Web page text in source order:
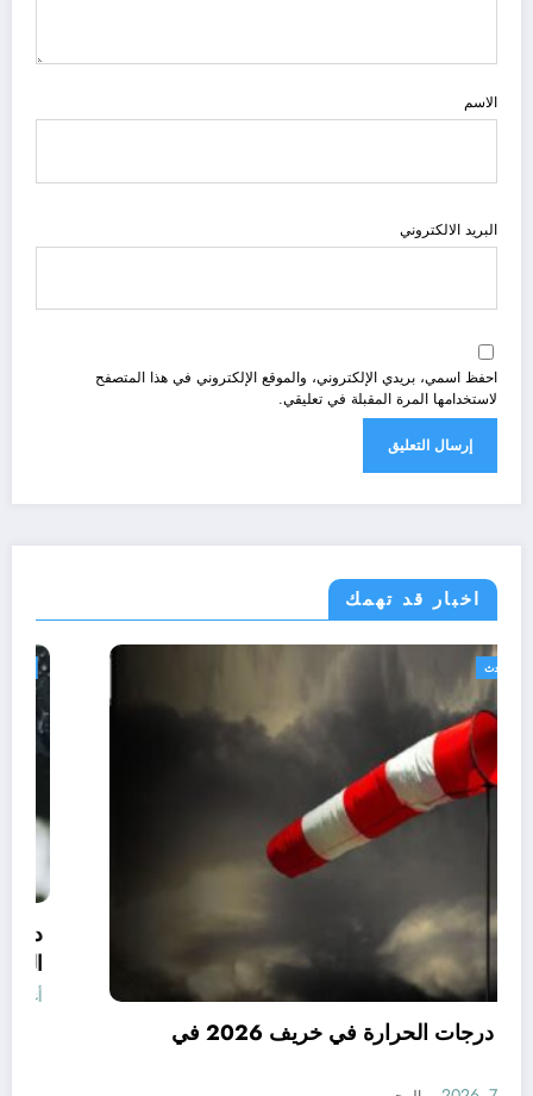
الاسم
البريد الالكتروني
احفظ اسمي، بريدي الإلكتروني، والموقع الإلكتروني في هذا المتصفح
لاستخدامها المرة المقبلة في تعليقي.
اخبار قد تهمك